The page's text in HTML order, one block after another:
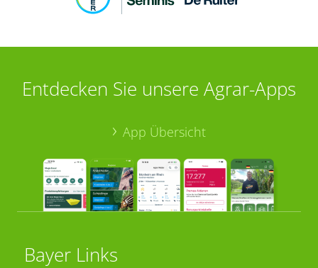
Entdecken Sie unsere Agrar-Apps
App Übersicht
Bayer Links